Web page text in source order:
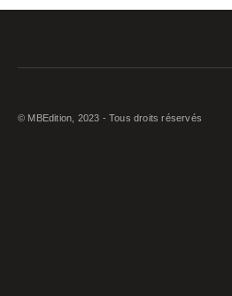
© MBEdition, 2023 - Tous droits réservés